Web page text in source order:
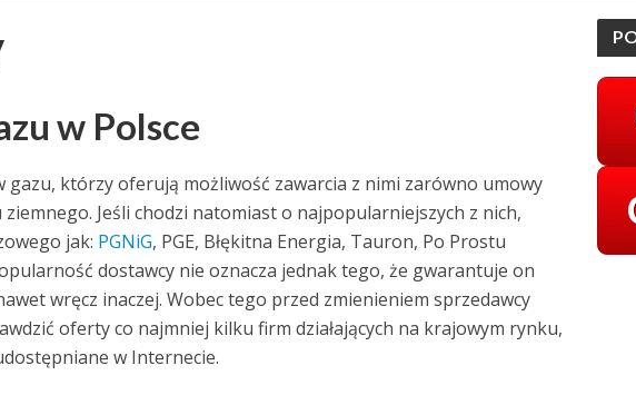
w Polsce
gazu, którzy oferują możliwość zawarcia z nimi zarówno umowy
Jeśli chodzi natomiast o najpopularniejszych z nich,
jak: PGNiG, PGE, Błękitna Energia, Tauron, Po Prostu
dostawcy nie oznacza jednak tego, że gwarantuje on
wręcz inaczej. Wobec tego przed zmienieniem sprzedawcy
oferty co najmniej kilku firm działających na krajowym rynku,
w Internecie.